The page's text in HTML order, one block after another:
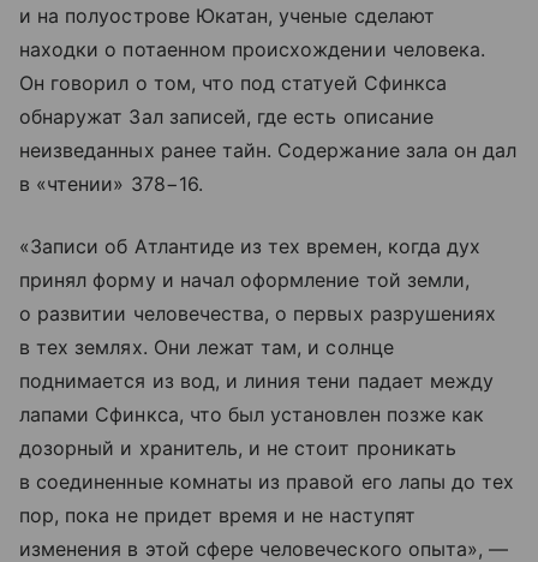
и на полуострове Юкатан, ученые сделают
находки о потаенном происхождении человека.
Он говорил о том, что под статуей Сфинкса
обнаружат Зал записей, где есть описание
неизведанных ранее тайн. Содержание зала он дал
в «чтении» 378−16.
«Записи об Атлантиде из тех времен, когда дух
принял форму и начал оформление той земли,
о развитии человечества, о первых разрушениях
в тех землях. Они лежат там, и солнце
поднимается из вод, и линия тени падает между
лапами Сфинкса, что был установлен позже как
дозорный и хранитель, и не стоит проникать
в соединенные комнаты из правой его лапы до тех
пор, пока не придет время и не наступят
изменения в этой сфере человеческого опыта», —